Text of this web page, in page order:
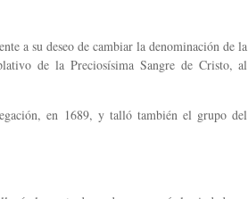
a su deseo de cambiar la denominación de la
de la Preciosísima Sangre de Cristo, al
en 1689, y talló también el grupo del